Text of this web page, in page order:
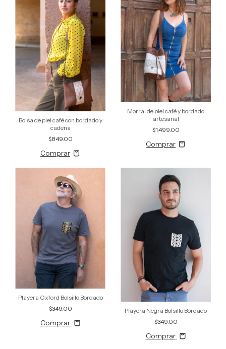
Bolsa de piel café con bordado y
cadena
$849.00
Morral de piel café y bordado
artesanal
$1,499.00
Playera Oxford Bolsillo Bordado
$349.00
Comprar
Playera Negra Bolsillo Bordado
$349.00
Comprar